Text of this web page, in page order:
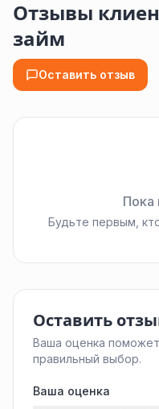
Отзывы
займ
Оставить отзыв
Пока
Будьте первым,
Оставить
Ваша оценка
правильный выбор.
Ваша оценка